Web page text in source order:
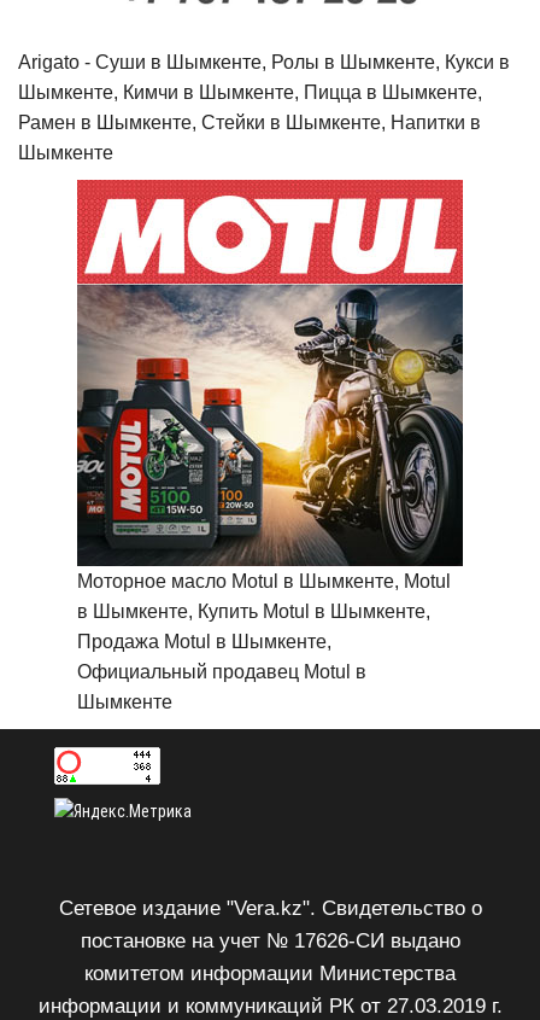
Arigato - Cуши в Шымкенте, Ролы в Шымкенте, Кукси в
Шымкенте, Кимчи в Шымкенте, Пицца в Шымкенте,
Рамен в Шымкенте, Стейки в Шымкенте, Напитки в
Шымкенте
Моторное масло Motul в Шымкенте, Motul
в Шымкенте, Купить Motul в Шымкенте,
Продажа Motul в Шымкенте,
Официальный продавец Motul в
Шымкенте
Сетевое издание "Vera.kz". Свидетельство о
постановке на учет № 17626-СИ выдано
комитетом информации Министерства
информации и коммуникаций РК от 27.03.2019 г.